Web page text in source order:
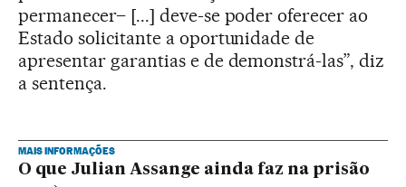
permanecer– [...] deve-se poder oferecer ao
Estado solicitante a oportunidade de
apresentar garantias e de demonstrá-las”, diz
a sentença.
MAIS INFORMAÇÕES
O que Julian Assange ainda faz na prisão